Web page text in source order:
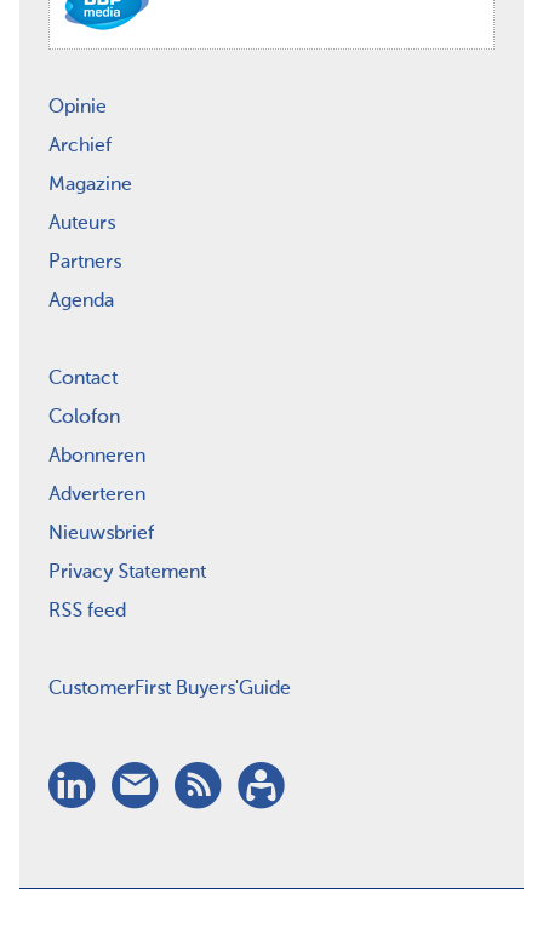
Opinie
Archief
Magazine
Auteurs
Partners
Agenda
Contact
Colofon
Abonneren
Adverteren
Nieuwsbrief
Privacy Statement
RSS feed
CustomerFirst Buyers'Guide
LinkedIn
Nieuwsbrief
RSSAbonneren